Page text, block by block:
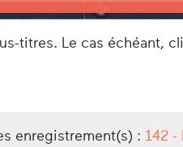
titres. Le cas échéant,
enregistrement(s) : 142 -